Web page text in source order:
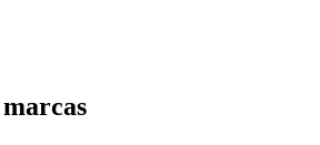
marcas